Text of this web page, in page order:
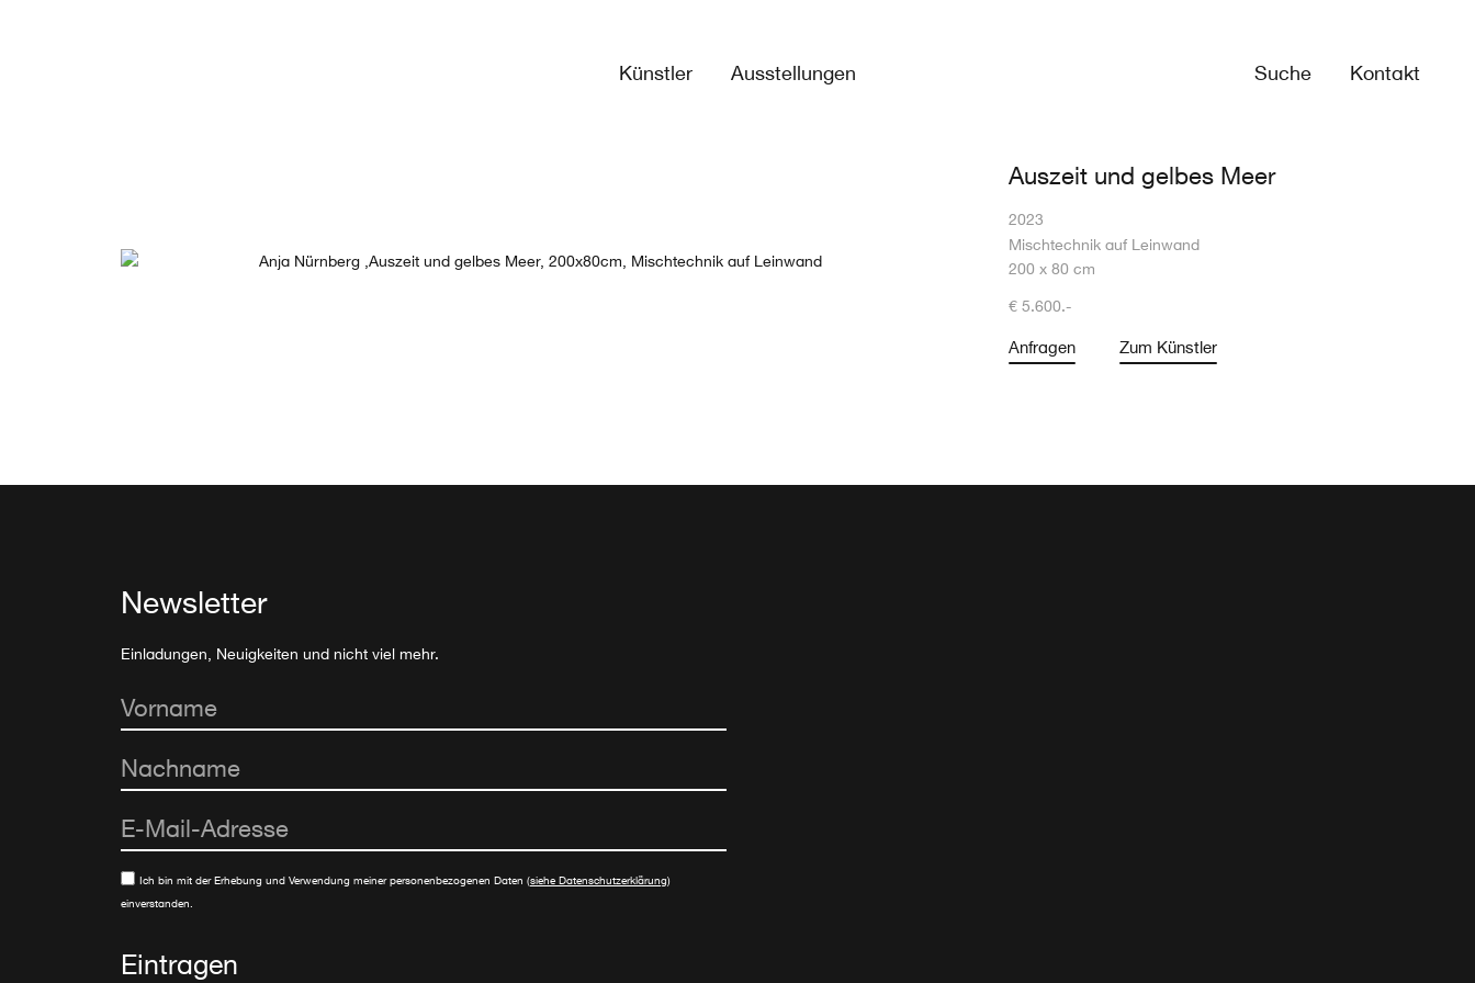
Künstler Ausstellungen Suche Kontakt
Auszeit und gelbes Meer
2023
Mischtechnik auf Leinwand
200 x 80 cm
€ 5.600.-
Anfragen Zum Künstler
Newsletter
Einladungen, Neuigkeiten und nicht viel mehr.
Ich bin mit der Erhebung und Verwendung meiner personenbezogenen Daten (siehe Datenschutzerklärung)
einverstanden.
Eintragen